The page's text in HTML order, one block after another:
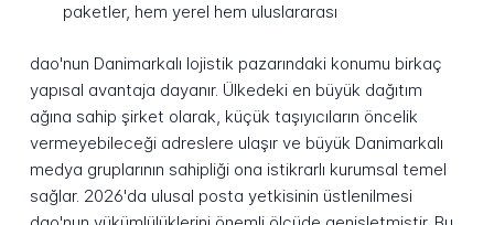
paketler, hem yerel hem uluslararası
dao'nun Danimarkalı lojistik pazarındaki konumu birkaç
yapısal avantaja dayanır. Ülkedeki en büyük dağıtım
ağına sahip şirket olarak, küçük taşıyıcıların öncelik
vermeyebileceği adreslere ulaşır ve büyük Danimarkalı
medya gruplarının sahipliği ona istikrarlı kurumsal temel
sağlar. 2026'da ulusal posta yetkisinin üstlenilmesi